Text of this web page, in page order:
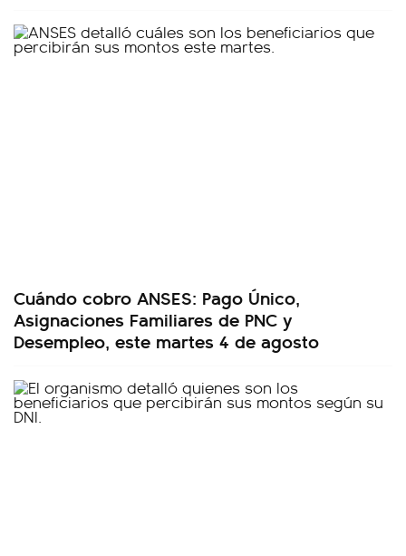
Cuándo cobro ANSES: Pago Único,
Asignaciones Familiares de PNC y
Desempleo, este martes 4 de agosto